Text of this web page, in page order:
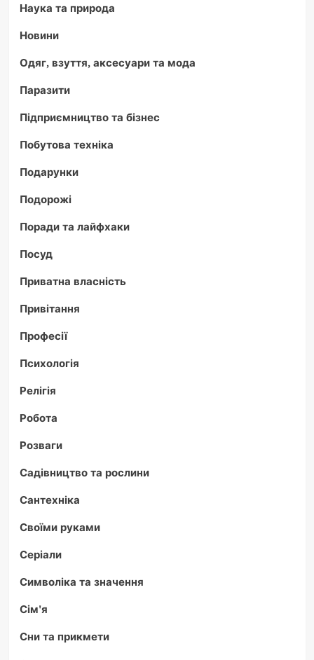
Наука та природа
Новини
Одяг, взуття, аксесуари та мода
Паразити
Підприємництво та бізнес
Побутова техніка
Подарунки
Подорожі
Поради та лайфхаки
Посуд
Приватна власність
Привітання
Професії
Психологія
Релігія
Робота
Розваги
Садівництво та рослини
Сантехніка
Своїми руками
Серіали
Символіка та значення
Сім'я
Сни та прикмети